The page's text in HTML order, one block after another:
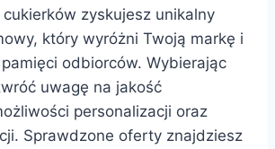
zyskujesz unikalny
który wyróżni Twoją markę i
odbiorców. Wybierając
uwagę na jakość
personalizacji oraz
Sprawdzone oferty znajdziesz